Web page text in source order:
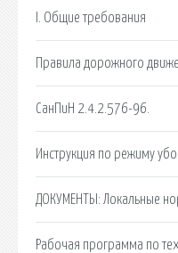
I. Общие требования
Правила дорожного
СанПиН 2.4.2.576-96.
Инструкция по режиму
ДОКУМЕНТЫ: Локальные
Рабочая программа по